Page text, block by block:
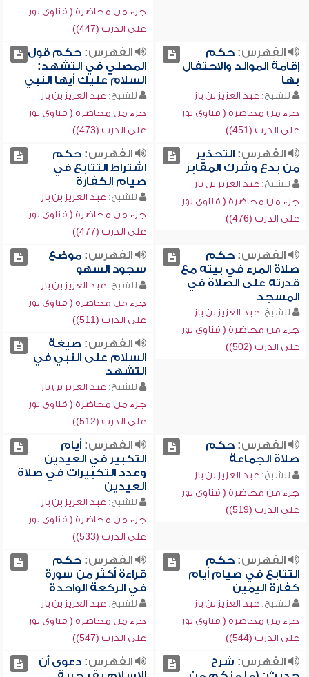
جزء من محاضرة ( فتاوى نور
على الدرب (447))
الفهرس:حكم
إقامة الموالد والاحتفال
بها
للشيخ: عبد العزيز بن باز
جزء من محاضرة ( فتاوى نور
على الدرب (451))
الفهرس:حكم قول
المصلي في التشهد:
السلام عليك أيها النبي
للشيخ: عبد العزيز بن باز
جزء من محاضرة ( فتاوى نور
على الدرب (473))
الفهرس:التحذير
من بدع وشرك المقابر
للشيخ: عبد العزيز بن باز
جزء من محاضرة ( فتاوى نور
على الدرب (476))
الفهرس:حكم
اشتراط التتابع في
صيام الكفارة
للشيخ: عبد العزيز بن باز
جزء من محاضرة ( فتاوى نور
على الدرب (477))
الفهرس:حكم
صلاة المرء في بيته مع
قدرته على الصلاة في
المسجد
للشيخ: عبد العزيز بن باز
جزء من محاضرة ( فتاوى نور
على الدرب (502))
الفهرس:موضع
سجود السهو
للشيخ: عبد العزيز بن باز
جزء من محاضرة ( فتاوى نور
على الدرب (511))
الفهرس: صيغة
السلام على النبي في
التشهد
للشيخ: عبد العزيز بن باز
جزء من محاضرة ( فتاوى نور
على الدرب (512))
الفهرس:حكم
صلاة الجماعة
للشيخ: عبد العزيز بن باز
جزء من محاضرة ( فتاوى نور
على الدرب (519))
الفهرس:أيام
التكبير في العيدين
وعدد التكبيرات في صلاة
العيدين
للشيخ: عبد العزيز بن باز
جزء من محاضرة ( فتاوى نور
على الدرب (533))
الفهرس:حكم
التتابع في صيام أيام
كفارة اليمين
للشيخ: عبد العزيز بن باز
جزء من محاضرة ( فتاوى نور
على الدرب (544))
الفهرس:حكم
قراءة أكثر من سورة
في الركعة الواحدة
للشيخ: عبد العزيز بن باز
جزء من محاضرة ( فتاوى نور
على الدرب (547))
الفهرس: شرح
الفهرس:دعوى أن